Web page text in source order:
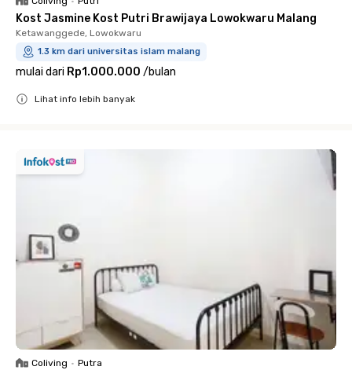
Kost Jasmine Kost Putri Brawijaya Lowokwaru Malang
Ketawanggede, Lowokwaru
1.3 km dari universitas islam malang
mulai dari Rp1.000.000 /bulan
Lihat info lebih banyak
Coliving • Putra